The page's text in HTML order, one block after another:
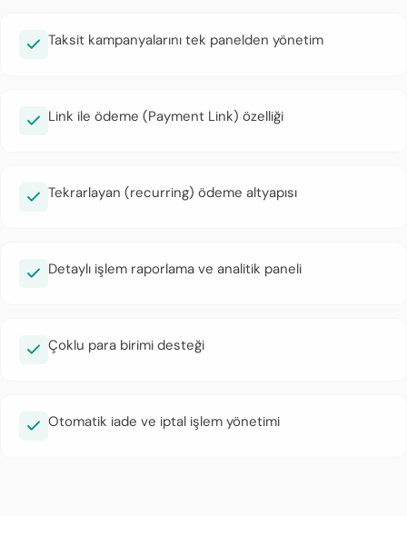
Taksit kampanyalarını tek panelden yönetim
Link ile ödeme (Payment Link) özelliği
Tekrarlayan (recurring) ödeme altyapısı
Detaylı işlem raporlama ve analitik paneli
Çoklu para birimi desteği
Otomatik iade ve iptal işlem yönetimi